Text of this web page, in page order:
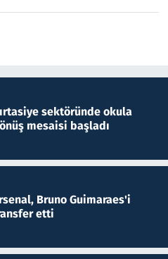
sektöründe okula
mesaisi başladı
Bruno Guimaraes'i
etti